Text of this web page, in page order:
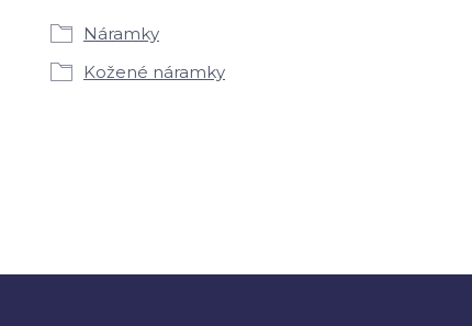
Náramky
Kožené náramky